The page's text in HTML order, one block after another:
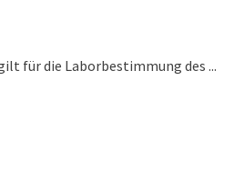
für die Laborbestimmung des ...